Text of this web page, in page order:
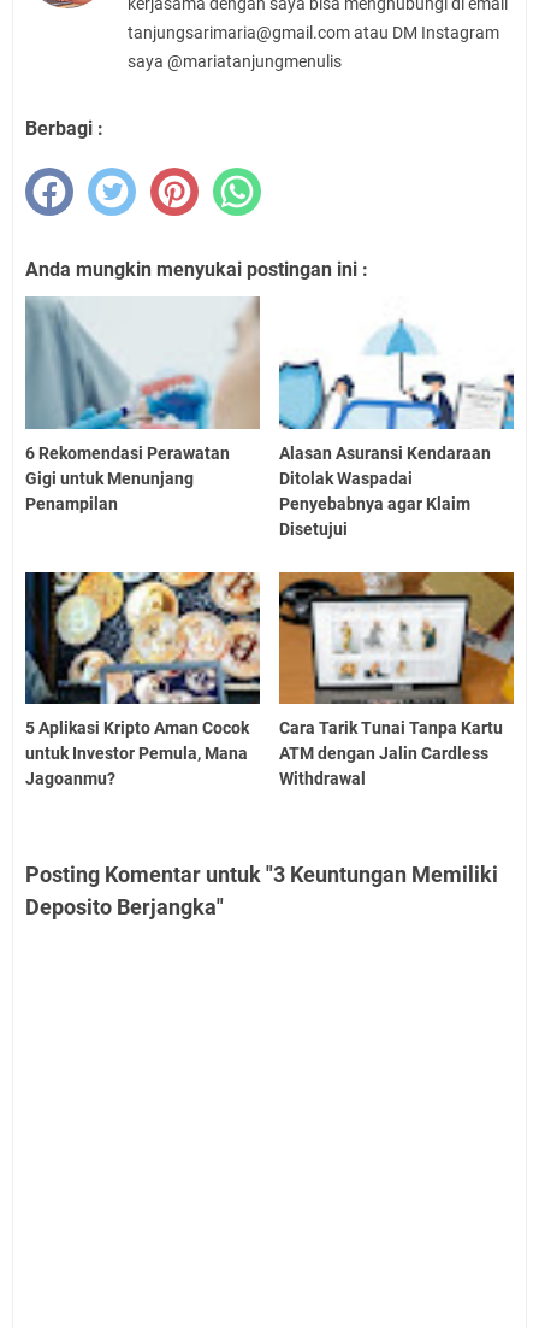
kerjasama dengan saya bisa menghubungi di email
tanjungsarimaria@gmail.com atau DM Instagram
saya @mariatanjungmenulis
Berbagi :
Anda mungkin menyukai postingan ini :
6 Rekomendasi Perawatan
Gigi untuk Menunjang
Penampilan
Alasan Asuransi Kendaraan
Ditolak Waspadai
Penyebabnya agar Klaim
Disetujui
5 Aplikasi Kripto Aman Cocok
untuk Investor Pemula, Mana
Jagoanmu?
Cara Tarik Tunai Tanpa Kartu
ATM dengan Jalin Cardless
Withdrawal
Posting Komentar untuk "3 Keuntungan Memiliki
Deposito Berjangka"